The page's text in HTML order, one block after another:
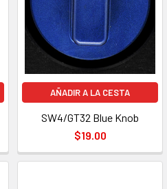
AÑADIR A LA CESTA
SW4/GT32 Blue Knob
$19.00